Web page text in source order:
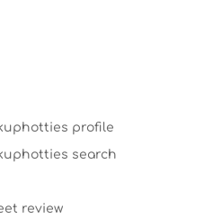
profile
search
review